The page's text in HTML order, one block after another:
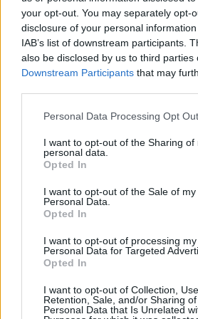
your opt-out. You may separately opt-
disclosure of your personal
IAB’s list of downstream participants.
also be disclosed by us to third parties
Downstream Participants that may
Personal Data Processing Opt
I want to opt-out of the Sharing of
personal data.
Opted In
I want to opt-out of the Sale of my
Personal Data.
Opted In
I want to opt-out of processing my
Personal Data for Targeted
Opted In
I want to opt-out of Collection, Use,
Retention, Sale, and/or Sharing
Personal Data that Is Unrelated
sukcesy i występy na
Extreme Masters w Rio de Janeiro
ESL Pro League na Malcie. A do
dalekiej Arabii Saudyjskiej.
świecie tak, jak nigdy dotąd. A pod
wraz ze swoimi ówczesnymi
wtedy lepsze w finale YaLLa
BIG Mateusza "mantuu"
Te wszystkie rzeczy nie miałyby
znaczenia, gdyby nie fakt, że
do pominięcia. Chociaż ten
zderzenie z lanową
jak i mistrzostwa świata w Paryżu
cieniem na dyspozycję 24-latka.
i ESL Pro League było już
następnie Gamers8 znowu okazało
rozczarowaniem. O wiele lepiej